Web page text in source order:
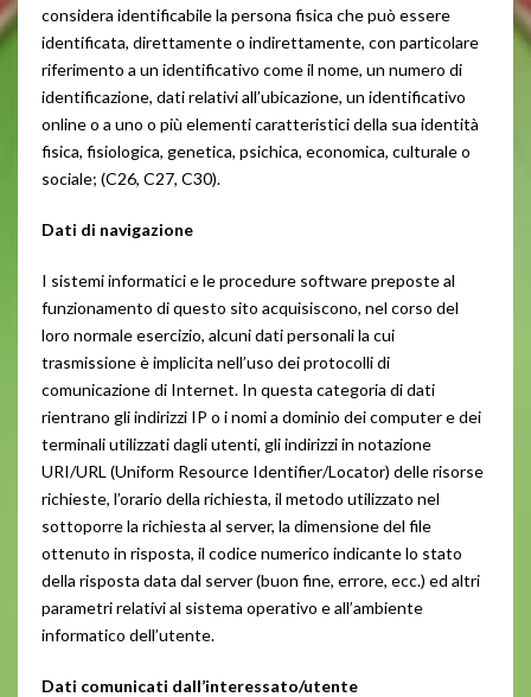
considera identificabile la persona fisica che può essere
identificata, direttamente o indirettamente, con particolare
riferimento a un identificativo come il nome, un numero di
identificazione, dati relativi all’ubicazione, un identificativo
online o a uno o più elementi caratteristici della sua identità
fisica, fisiologica, genetica, psichica, economica, culturale o
sociale; (C26, C27, C30).
Dati di navigazione
I sistemi informatici e le procedure software preposte al
funzionamento di questo sito acquisiscono, nel corso del
loro normale esercizio, alcuni dati personali la cui
trasmissione è implicita nell’uso dei protocolli di
comunicazione di Internet. In questa categoria di dati
rientrano gli indirizzi IP o i nomi a dominio dei computer e dei
terminali utilizzati dagli utenti, gli indirizzi in notazione
URI/URL (Uniform Resource Identifier/Locator) delle risorse
richieste, l’orario della richiesta, il metodo utilizzato nel
sottoporre la richiesta al server, la dimensione del file
ottenuto in risposta, il codice numerico indicante lo stato
della risposta data dal server (buon fine, errore, ecc.) ed altri
parametri relativi al sistema operativo e all’ambiente
informatico dell’utente.
Dati comunicati dall’interessato/utente